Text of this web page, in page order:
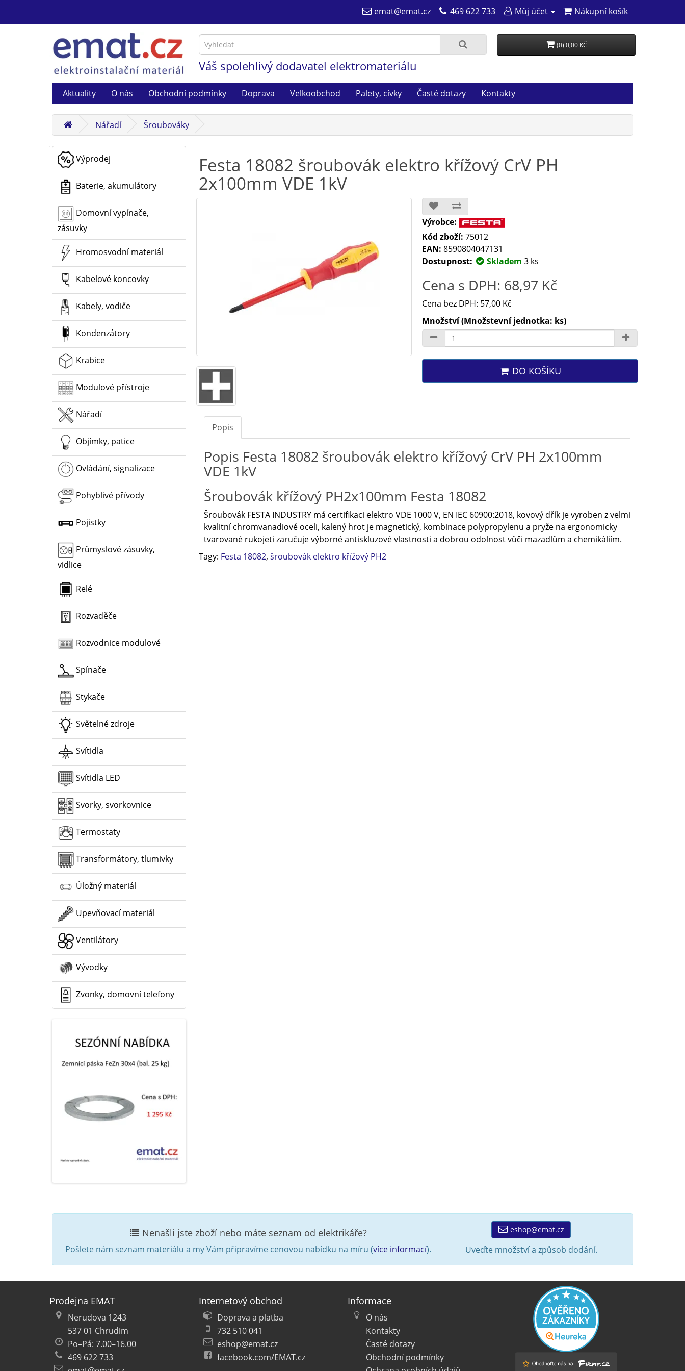
emat@emat.cz 469 622 733 Můj účet Nákupní košík
Váš spolehlivý dodavatel elektromateriálu
(0) 0,00 KČ
Aktuality O nás Obchodní podmínky Doprava Velkoobchod Palety, cívky Časté dotazy Kontakty
Nářadí Šroubováky
Výprodej
Baterie, akumulátory
Domovní vypínače,
zásuvky
Hromosvodní materiál
Kabelové koncovky
Kabely, vodiče
Kondenzátory
Krabice
Modulové přístroje
Nářadí
Objímky, patice
Ovládání, signalizace
Pohyblivé přívody
Pojistky
Průmyslové zásuvky,
vidlice
Relé
Rozvaděče
Rozvodnice modulové
Spínače
Stykače
Světelné zdroje
Svítidla
Svítidla LED
Svorky, svorkovnice
Termostaty
Transformátory, tlumivky
Úložný materiál
Upevňovací materiál
Ventilátory
Vývodky
Zvonky, domovní telefony
Festa 18082 šroubovák elektro křížový CrV PH
2x100mm VDE 1kV
Výrobce:
Kód zboží: 75012
EAN: 8590804047131
Dostupnost:
Skladem 3 ks
Cena s DPH: 68,97 Kč
Cena bez DPH: 57,00 Kč
Množství (Množstevní jednotka: ks)
DO KOŠÍKU
Popis
Popis Festa 18082 šroubovák elektro křížový CrV PH 2x100mm
VDE 1kV
Šroubovák křížový PH2x100mm Festa 18082
Šroubovák FESTA INDUSTRY má certifikaci elektro VDE 1000 V, EN IEC 60900:2018, kovový dřík je vyroben z velmi
kvalitní chromvanadiové oceli, kalený hrot je magnetický, kombinace polypropylenu a pryže na ergonomicky
tvarované rukojeti zaručuje výborné antiskluzové vlastnosti a dobrou odolnost vůči mazadlům a chemikáliím.
Tagy: Festa 18082, šroubovák elektro křížový PH2
Nenašli jste zboží nebo máte seznam od elektrikáře?
Pošlete nám seznam materiálu a my Vám připravíme cenovou nabídku na míru (více informací).
eshop@emat.cz
Uveďte množství a způsob dodání.
Prodejna EMAT
Nerudova 1243
537 01 Chrudim
Po–Pá: 7.00–16.00
469 622 733
Internetový obchod
Doprava a platba
732 510 041
eshop@emat.cz
facebook.com/EMAT.cz
Informace
O nás
Kontakty
Časté dotazy
Obchodní podmínky